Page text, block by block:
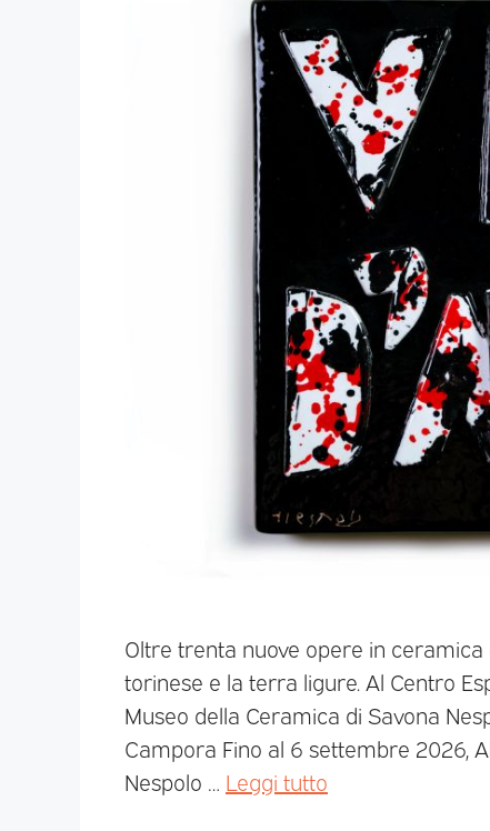
Oltre trenta nuove opere in ceramica
torinese e la terra ligure. Al Centro
Museo della Ceramica di Savona
Campora Fino al 6 settembre 2026,
Nespolo … Leggi tutto